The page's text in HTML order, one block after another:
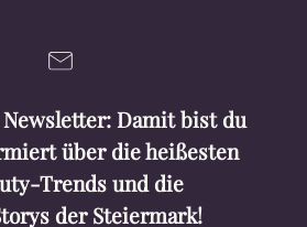
Newsletter: Damit bist du
über die heißesten
Trends und die
der Steiermark!